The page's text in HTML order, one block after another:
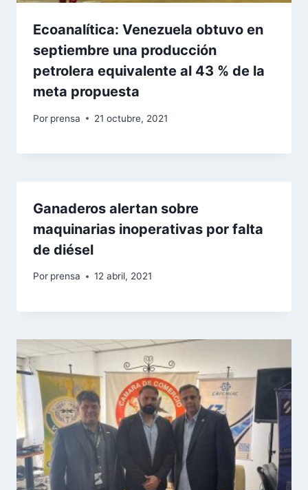
Ecoanalítica: Venezuela obtuvo en
septiembre una producción
petrolera equivalente al 43 % de la
meta propuesta
Por prensa 21 octubre, 2021
Ganaderos alertan sobre
maquinarias inoperativas por falta
de diésel
Por prensa 12 abril, 2021